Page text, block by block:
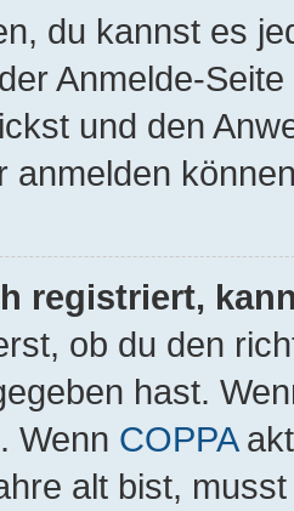
du kannst es
Anmelde-
und den
anmelden
registriert,
ob du den
hast.
Wenn COPPA
alt bist,